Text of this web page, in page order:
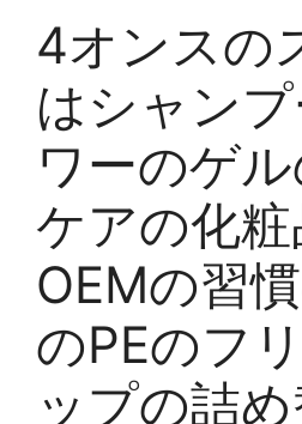
4オンスの
はシャン
ワーのゲ
ケアの化
OEMの習
のPEのフ
ップの詰